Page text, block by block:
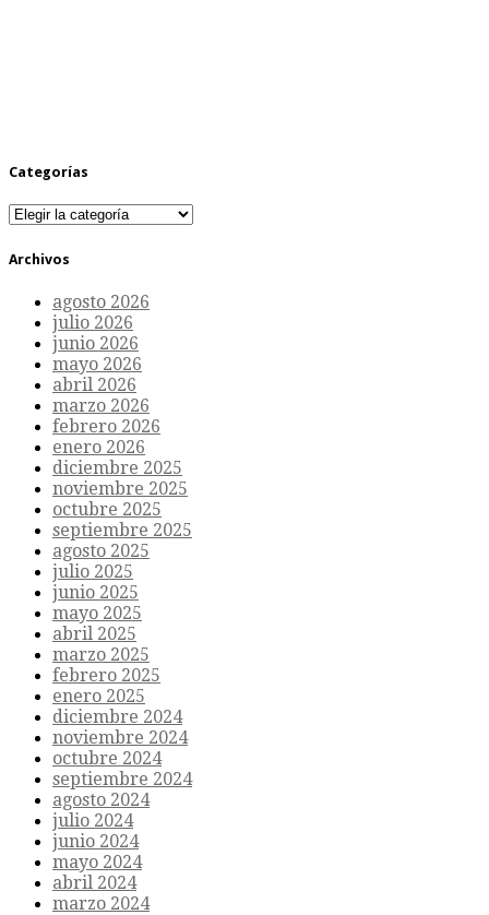
Categorías
Categorías
Archivos
agosto 2026
julio 2026
junio 2026
mayo 2026
abril 2026
marzo 2026
febrero 2026
enero 2026
diciembre 2025
noviembre 2025
octubre 2025
septiembre 2025
agosto 2025
julio 2025
junio 2025
mayo 2025
abril 2025
marzo 2025
febrero 2025
enero 2025
diciembre 2024
noviembre 2024
octubre 2024
septiembre 2024
agosto 2024
julio 2024
junio 2024
mayo 2024
abril 2024
marzo 2024